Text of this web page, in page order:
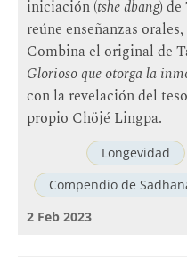
iniciación (tshe dbang) de
reúne enseñanzas
Combina el original de
Glorioso que otorga la
con la revelación del
propio Chöjé Lingpa.
Longevidad
Compendio de
2 Feb 2023